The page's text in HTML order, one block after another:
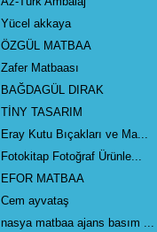
Yücel akkaya
ÖZGÜL MATBAA
Zafer Matbaası
BAĞDAGÜL DIRAK
TİNY TASARIM
Eray Kutu Bıçakları ve Ma...
Fotokitap Fotoğraf Ürünle...
EFOR MATBAA
Cem ayvataş
nasya matbaa ajans basım ...